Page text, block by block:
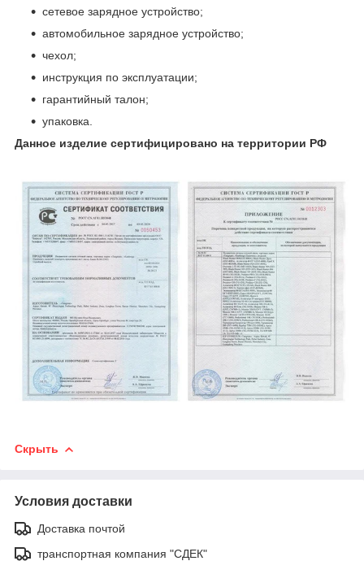
сетевое зарядное устройство;
автомобильное зарядное устройство;
чехол;
инструкция по эксплуатации;
гарантийный талон;
упаковка.
Данное изделие сертифицировано на территории РФ
Скрыть
Условия доставки
Доставка почтой
транспортная компания "СДЕК"